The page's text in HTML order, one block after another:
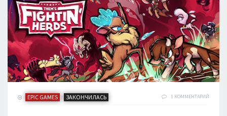
EPIC GAMES / ЗАКОНЧИЛАСЬ 1 КОММЕНТАРИЙ